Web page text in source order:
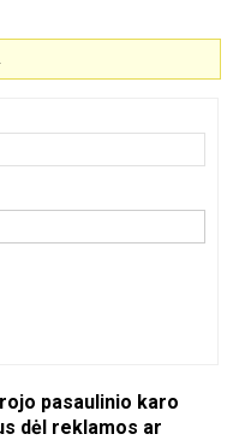
pasaulinio karo
dėl reklamos ar